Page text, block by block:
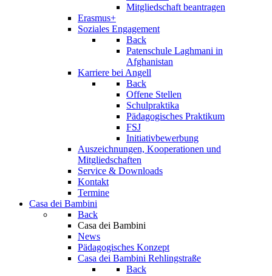
Mitgliedschaft beantragen
Erasmus+
Soziales Engagement
Back
Patenschule Laghmani in
Afghanistan
Karriere bei Angell
Back
Offene Stellen
Schulpraktika
Pädagogisches Praktikum
FSJ
Initiativbewerbung
Auszeichnungen, Kooperationen und
Mitgliedschaften
Service & Downloads
Kontakt
Termine
Casa dei Bambini
Back
Casa dei Bambini
News
Pädagogisches Konzept
Casa dei Bambini Rehlingstraße
Back